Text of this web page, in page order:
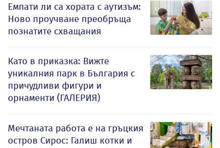
Емпати ли са хората с аутизъм:
Ново проучване преобръща
познатите схващания
Като в приказка: Вижте
уникалния парк в България с
причудливи фигури и
орнаменти (ГАЛЕРИЯ)
Мечтаната работа е на гръцкия
остров Сирос: Галиш котки и